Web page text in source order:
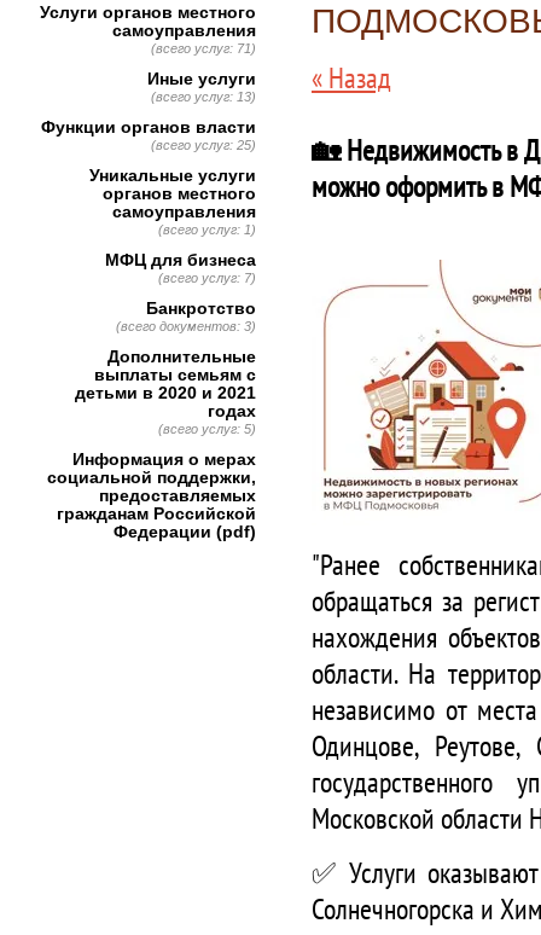
« Назад
🏡 Недвижимость в
можно оформить в
"Ранее
обращаться за
нахождения
области. На
независимо от
Одинцове,
государственного
Московской области
✅ Услуги
Солнечногорска и
Услуги органов местного
самоуправления
(всего услуг: 71)
Иные услуги
(всего услуг: 13)
Функции органов власти
(всего услуг: 25)
Уникальные услуги
органов местного
самоуправления
(всего услуг: 1)
МФЦ для бизнеса
(всего услуг: 7)
Банкротство
(всего документов: 3)
Дополнительные
выплаты семьям с
детьми в 2020 и 2021
годах
(всего услуг: 5)
Информация о мерах
социальной поддержки,
предоставляемых
гражданам Российской
Федерации (pdf)